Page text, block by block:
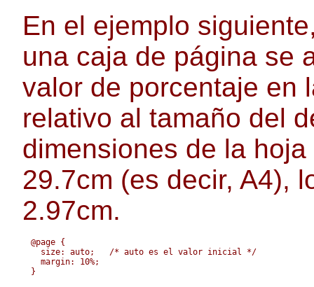
En el ejemplo
una caja de página se
valor de porcentaje en
relativo al tamaño del
dimensiones de la
29.7cm (es decir, A4),
2.97cm.
@page {
  size: auto;   /* auto es el valor inicial */
  margin: 10%;